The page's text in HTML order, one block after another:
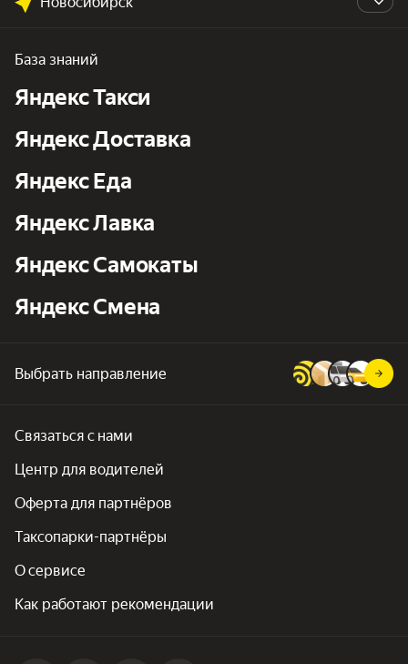
База знаний
Яндекс Такси
Яндекс Доставка
Яндекс Еда
Яндекс Лавка
Яндекс Самокаты
Яндекс Смена
Выбрать направление
Связаться с нами
Центр для водителей
Оферта для партнёров
Таксопарки-партнёры
О сервисе
Как работают рекомендации